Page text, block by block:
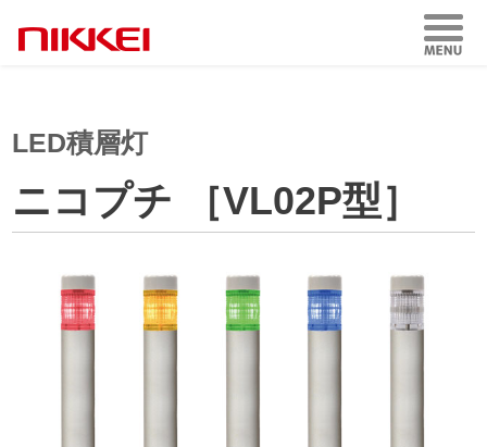
LED積層灯
ニコプチ ［VL02P型］